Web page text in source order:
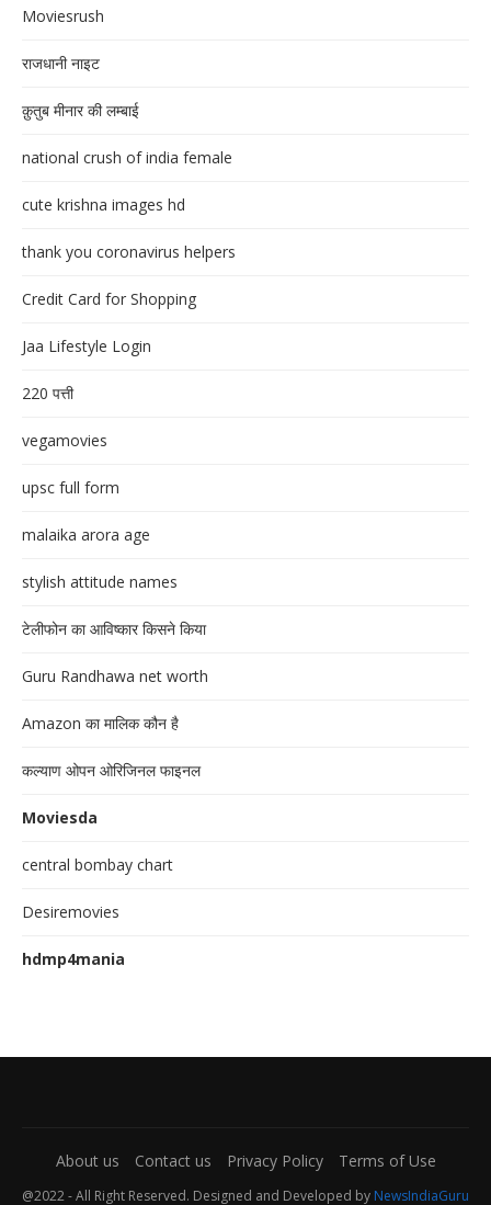
Moviesrush
राजधानी नाइट
क़ुतुब मीनार की लम्बाई
national crush of india female
cute krishna images hd
thank you coronavirus helpers
Credit Card for Shopping
Jaa Lifestyle Login
220 पत्ती
vegamovies
upsc full form
malaika arora age
stylish attitude names
टेलीफोन का आविष्कार किसने किया
Guru Randhawa net worth
Amazon का मालिक कौन है
कल्याण ओपन ओरिजिनल फाइनल
Moviesda
central bombay chart
Desiremovies
hdmp4mania
About us Contact us Privacy Policy Terms of Use
@2022 - All Right Reserved. Designed and Developed by NewsIndiaGuru